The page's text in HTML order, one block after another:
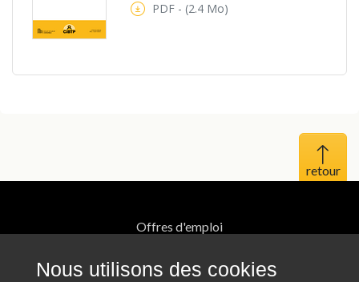
Nous utilisons des cookies
PDF - (2.4 Mo)
Haut
Offres d'emploi